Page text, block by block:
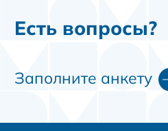
Есть вопросы?
Заполните анкету